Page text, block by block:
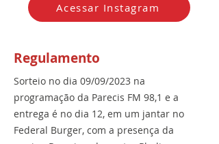
Acessar Instagram
Regulamento
Sorteio no dia 09/09/2023 na
programação da Parecis FM 98,1 e a
entrega é no dia 12, em um jantar no
Federal Burger, com a presença da